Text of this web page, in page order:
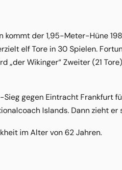
kommt der 1,95-Meter-Hüne
elf Tore in 30 Spielen.
„der Wikinger“ Zweiter (21
gegen Eintracht Frankfurt
Islands. Dann zieht
im Alter von 62 Jahren.